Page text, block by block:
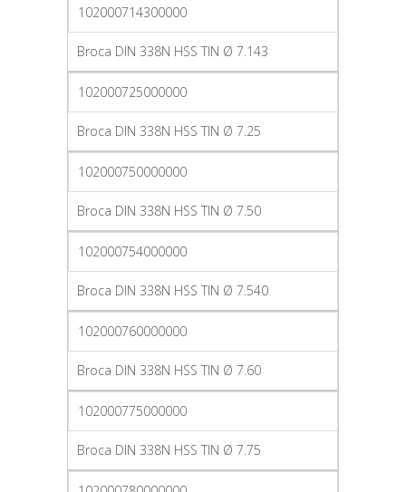
102000714300000
Broca DIN 338N HSS TIN Ø 7.143
102000725000000
Broca DIN 338N HSS TIN Ø 7.25
102000750000000
Broca DIN 338N HSS TIN Ø 7.50
102000754000000
Broca DIN 338N HSS TIN Ø 7.540
102000760000000
Broca DIN 338N HSS TIN Ø 7.60
102000775000000
Broca DIN 338N HSS TIN Ø 7.75